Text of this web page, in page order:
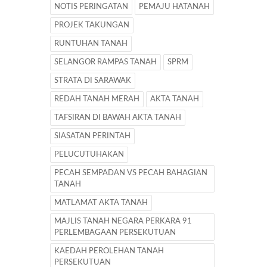
NOTIS PERINGATAN PEMAJU HATANAH
PROJEK TAKUNGAN
RUNTUHAN TANAH
SELANGOR RAMPAS TANAH SPRM
STRATA DI SARAWAK
REDAH TANAH MERAH AKTA TANAH
TAFSIRAN DI BAWAH AKTA TANAH
SIASATAN PERINTAH
PELUCUTUHAKAN
PECAH SEMPADAN VS PECAH BAHAGIAN
TANAH
MATLAMAT AKTA TANAH
MAJLIS TANAH NEGARA PERKARA 91
PERLEMBAGAAN PERSEKUTUAN
KAEDAH PEROLEHAN TANAH
PERSEKUTUAN